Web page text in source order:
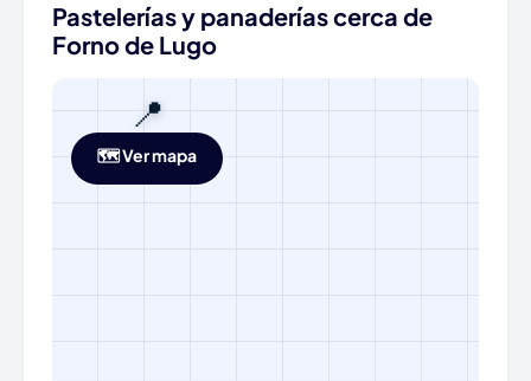
Pastelerías y panaderías cerca de
Forno de Lugo
📍
🗺️ Ver mapa